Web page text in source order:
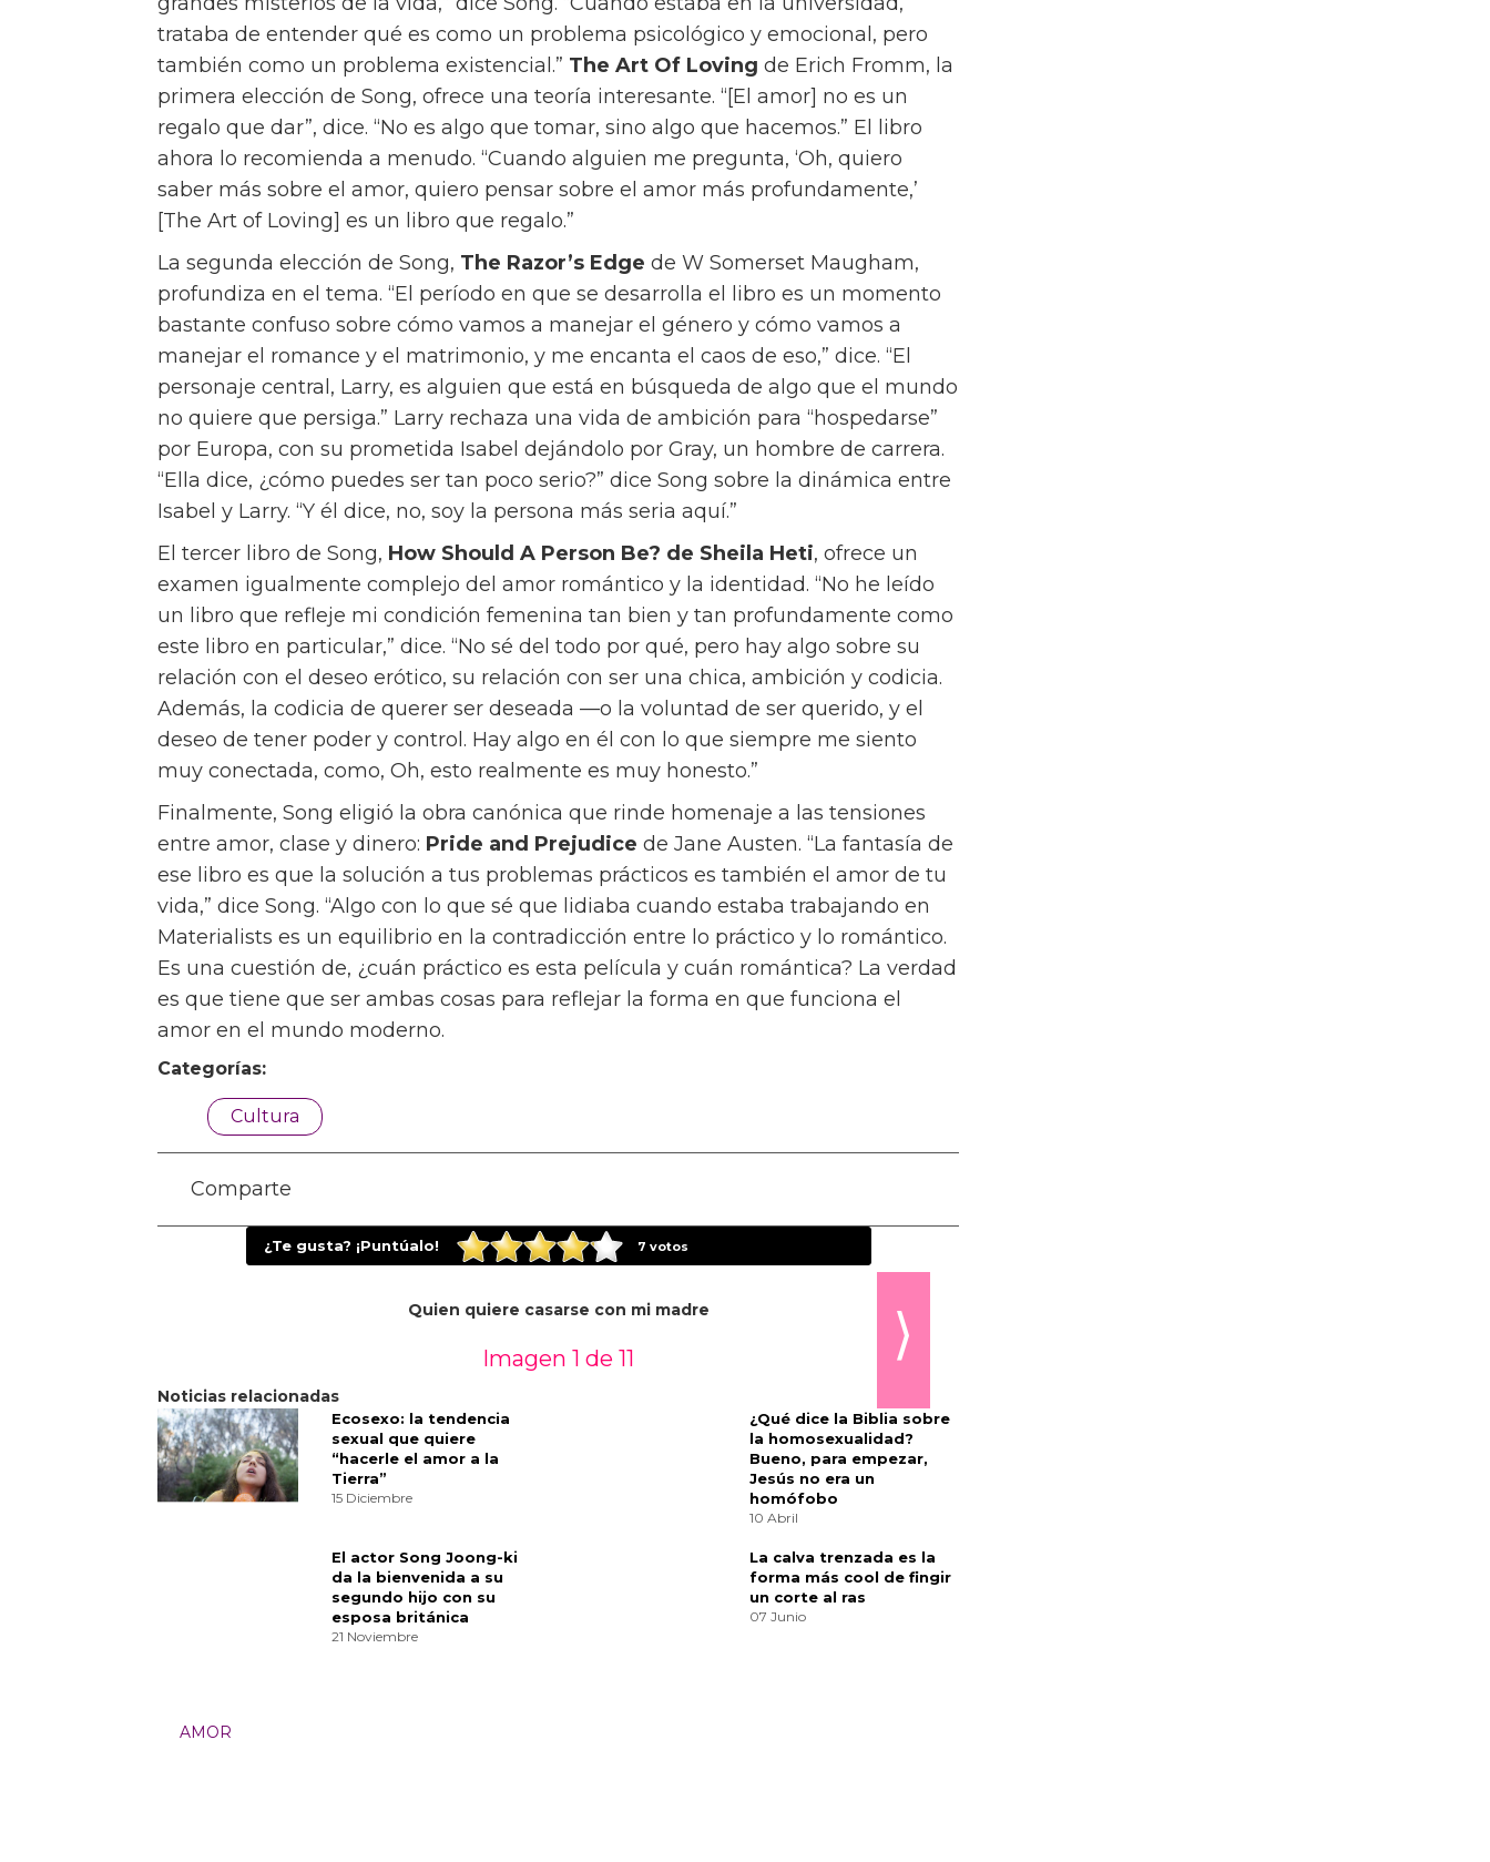
“Necesitarlo es debilidad y desesperación. Pero, de hecho, es muy valiente
decirle a alguien: ‘Lo que necesito es amor.’”
En Materialists, Lucy (Johnson) trabaja como casamentera, conectando a sus
clientes con posibles parejas cuya viabilidad se determina casi exclusivamente
por números: peso, altura, salario, edad. En su propia vida, Lucy lucha entre el
amor que siente por John (Evans), un actor desempleado, y Harry (Pascal), un
encantador multimillonario que le ofrece todas las cosas que cree que quiere.
¿Qué debería hacer? Los espectadores sin duda tendrán su propia opinión, y
ese es el punto.
El Classic Box de Céline, un bolso que no debería faltar en nuestro armario
Viste tu iPad de Céline
“Realmente creo que cada elección que alguien hace es la elección correcta
para ellos,” dice. “Estás tomando esa decisión porque esa es la vida que quieres
vivir.” Sin embargo, Song tiene su propia perspectiva. “¿No sería increíble tener
momento de actuar, lo más práctico es lo romántico.”
La tensión entre el amor, el dinero y el poder es lo que impulsa a Materialists, y
también es un hilo común en los libros favoritos de Song. “El amor es uno de los
grandes misterios de la vida,” dice Song. “Cuando estaba en la universidad,
trataba de entender qué es como un problema psicológico y emocional, pero
también como un problema existencial.”The Art Of Lovingde Erich Fromm, la
primera elección de Song, ofrece una teoría interesante. “[El amor] no es un
ahora lo recomienda a menudo. “Cuando alguien me pregunta, ‘Oh, quiero
saber más sobre el amor, quiero pensar sobre el amor más profundamente,’
[The Art of Loving] es un libro que regalo.”
La segunda elección de Song,The Razor’s Edgede W Somerset Maugham,
profundiza en el tema. “El período en que se desarrolla el libro es un momento
bastante confuso sobre cómo vamos a manejar el género y cómo vamos a
manejar el romance y el matrimonio, y me encanta el caos de eso,” dice. “El
personaje central, Larry, es alguien que está en búsqueda de algo que el mundo
por Europa, con su prometida Isabel dejándolo por Gray, un hombre de carrera.
“Ella dice, ¿cómo puedes ser tan poco serio?” dice Song sobre la dinámica entre
Isabel y Larry. “Y él dice, no, soy la persona más seria aquí.”
El tercer libro de Song,How Should A Person Be? de Sheila Heti, ofrece un
examen igualmente complejo del amor romántico y la identidad. “No he leído
este libro en particular,” dice. “No sé del todo por qué, pero hay algo sobre su
relación con el deseo erótico, su relación con ser una chica, ambición y codicia.
Además, la codicia de querer ser deseada —o la voluntad de ser querido, y el
deseo de tener poder y control. Hay algo en él con lo que siempre me siento
muy conectada, como, Oh, esto realmente es muy honesto.”
Finalmente, Song eligió la obra canónica que rinde homenaje a las tensiones
de Jane Austen. “La fantasía de
ese libro es que la solución a tus problemas prácticos es también el amor de tu
vida,” dice Song. “Algo con lo que sé que lidiaba cuando estaba trabajando en
Materialists es un equilibrio en la contradicción entre lo práctico y lo romántico.
Es una cuestión de, ¿cuán práctico es esta película y cuán romántica? La verdad
Categorías: